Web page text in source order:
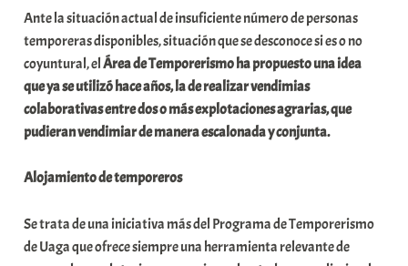
m
u
n
i
t
a
e
Ante la situación actual de insuficiente número de personas
temporeras disponibles, situación que se desconoce si es o no
coyuntural, elÁrea de Temporerismo ha propuesto una idea
que ya se utilizó hace años, la de realizar vendimias
colaborativas entre dos o más explotaciones agrarias, que
pudieran vendimiar de manera escalonada y conjunta.
Alojamiento de temporeros
Se trata de una iniciativa más del Programa de Temporerismo
de Uaga que ofrece siempre una herramienta relevante de